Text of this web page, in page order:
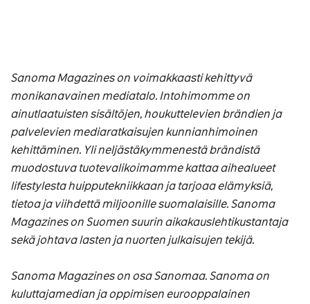
Sanoma Magazines on voimakkaasti kehittyvä
monikanavainen mediatalo. Intohimomme on
ainutlaatuisten sisältöjen, houkuttelevien brändien ja
palvelevien mediaratkaisujen kunnianhimoinen
kehittäminen. Yli neljästäkymmenestä brändistä
muodostuva tuotevalikoimamme kattaa aihealueet
lifestylesta huipputekniikkaan ja tarjoaa elämyksiä,
tietoa ja viihdettä miljoonille suomalaisille. Sanoma
Magazines on Suomen suurin aikakauslehtikustantaja
sekä johtava lasten ja nuorten julkaisujen tekijä.
Sanoma Magazines on osa Sanomaa. Sanoma on
kuluttajamedian ja oppimisen eurooppalainen